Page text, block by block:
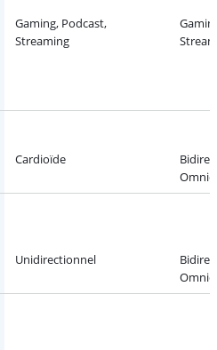
Gaming, Podcast,
Streaming
Cardioïde
Unidirectionnel